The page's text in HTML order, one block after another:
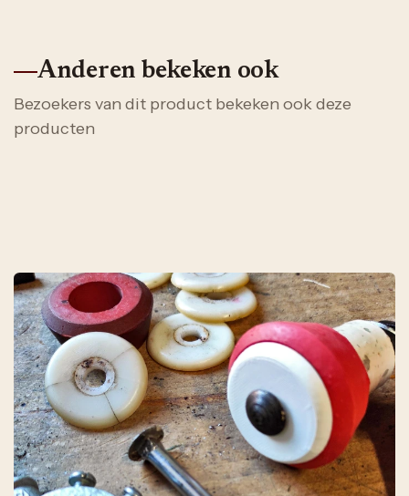
Anderen bekeken ook
Bezoekers van dit product bekeken ook deze
producten